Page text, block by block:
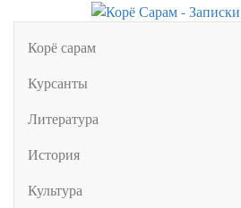
Корё сарам
Курсанты
Литература
История
Культура